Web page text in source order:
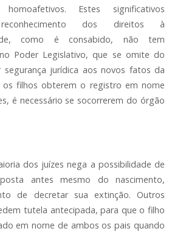
homoafetivos. Estes significativos
dos direitos à
como é consabido, não tem
Poder Legislativo, que se omite do
segurança jurídica aos novos fatos da
os filhos obterem o registro em nome
é necessário se socorrerem do órgão
dos juízes nega a possibilidade de
antes mesmo do nascimento,
de decretar sua extinção. Outros
tutela antecipada, para que o filho
em nome de ambos os pais quando